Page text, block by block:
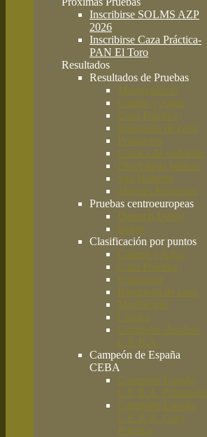
Inscribirse SOLMS AZP
2026
Inscribirse Caza Práctica-
PAN El Toro
Resultados
Resultados de Pruebas
Monográficas
Campo y Agua
Caza Práctica
Búsqueda de caza
Primavera
Clásica de codorniz
Disciplinas básicas
San Huberto
Jóvenes Promesas
Pruebas centroeuropeas
Deutsch Derby
Solms
Clasificación por puntos
Campo y Agua
Caza Práctica
Primavera
Búsqueda de caza
Morfología
Clásica
Campeón absoluto
C.E.B.A.
Campeón de España
CEBA
Campeón España
C.E.B.A. Primavera
Campeón España
C.E.B.A. Caza
Práctica